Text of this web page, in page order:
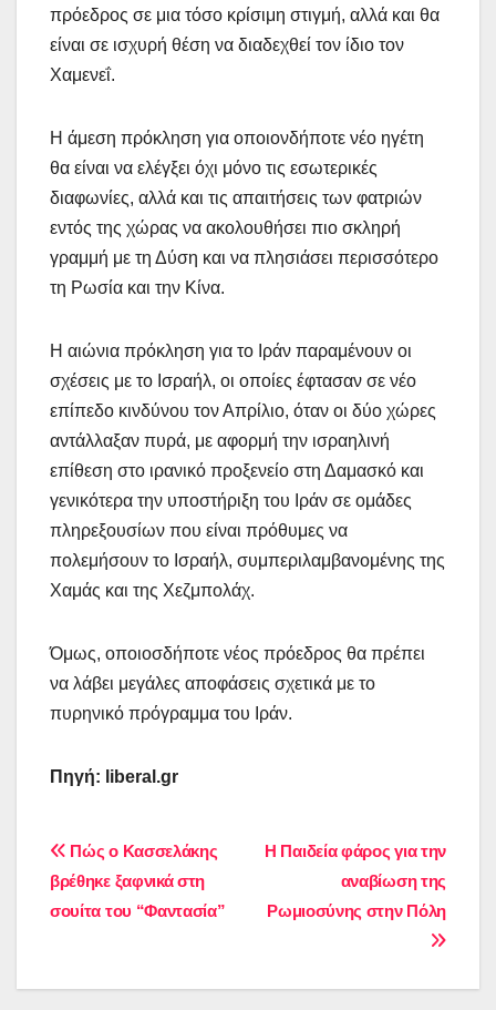
πρόεδρος σε μια τόσο κρίσιμη στιγμή, αλλά και θα
είναι σε ισχυρή θέση να διαδεχθεί τον ίδιο τον
Χαμενεΐ.
Η άμεση πρόκληση για οποιονδήποτε νέο ηγέτη
θα είναι να ελέγξει όχι μόνο τις εσωτερικές
διαφωνίες, αλλά και τις απαιτήσεις των φατριών
εντός της χώρας να ακολουθήσει πιο σκληρή
γραμμή με τη Δύση και να πλησιάσει περισσότερο
τη Ρωσία και την Κίνα.
Η αιώνια πρόκληση για το Ιράν παραμένουν οι
σχέσεις με το Ισραήλ, οι οποίες έφτασαν σε νέο
επίπεδο κινδύνου τον Απρίλιο, όταν οι δύο χώρες
αντάλλαξαν πυρά, με αφορμή την ισραηλινή
επίθεση στο ιρανικό προξενείο στη Δαμασκό και
γενικότερα την υποστήριξη του Ιράν σε ομάδες
πληρεξουσίων που είναι πρόθυμες να
πολεμήσουν το Ισραήλ, συμπεριλαμβανομένης της
Χαμάς και της Χεζμπολάχ.
Όμως, οποιοσδήποτε νέος πρόεδρος θα πρέπει
να λάβει μεγάλες αποφάσεις σχετικά με το
πυρηνικό πρόγραμμα του Ιράν.
Πηγή: liberal.gr
Πλοήγηση
άρθρων
Η Παιδεία φάρος για την
αναβίωση της
Ρωμιοσύνης στην Πόλη
Πώς ο Κασσελάκης
βρέθηκε ξαφνικά στη
σουίτα του “Φαντασία”